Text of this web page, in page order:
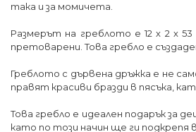
така и за момичета.
Размерът на греблото е 12 х 2 х
претоварени. Това гребло е
Греблото с дървена дръжка е не
правят красиви бразди в пясъка,
Това гребло е идеален подарък за
като по този начин ще ги подкрепя